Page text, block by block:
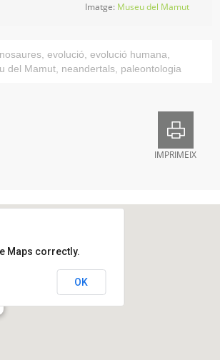
Imatge: Museu del Mamut
, evolució, evolució humana,
del Mamut, neandertals, paleontologia
IMPRIMEIX
Maps correctly.
OK